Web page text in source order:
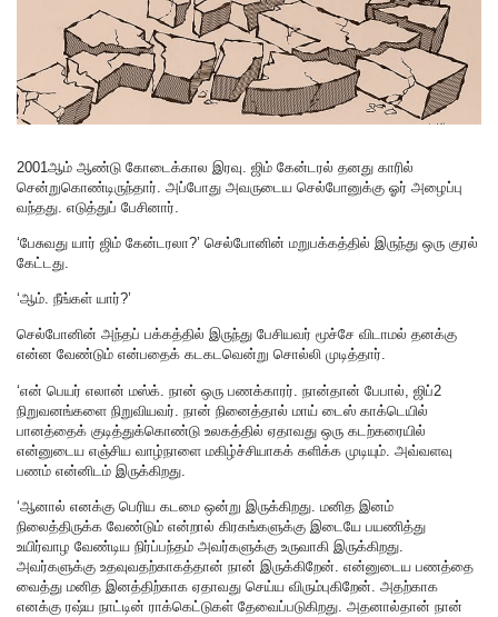
2001ஆம் ஆண்டு கோடைக்கால இரவு. ஜிம் கேன்டரல் தனது காரில்
சென்றுகொண்டிருந்தார். அப்போது அவருடைய செல்போனுக்கு ஓர் அழைப்பு
வந்தது. எடுத்துப் பேசினார்.
‘பேசுவது யார் ஜிம் கேன்டரலா?’ செல்போனின் மறுபக்கத்தில் இருந்து ஒரு குரல்
கேட்டது.
‘ஆம். நீங்கள் யார்?’
செல்போனின் அந்தப் பக்கத்தில் இருந்து பேசியவர் மூச்சே விடாமல் தனக்கு
என்ன வேண்டும் என்பதைக் கடகடவென்று சொல்லி முடித்தார்.
‘என் பெயர் எலான் மஸ்க். நான் ஒரு பணக்காரர். நான்தான் பேபால், ஜிப்2
நிறுவனங்களை நிறுவியவர். நான் நினைத்தால் மாய் டைஸ் காக்டெயில்
பானத்தைக் குடித்துக்கொண்டு உலகத்தில் ஏதாவது ஒரு கடற்கரையில்
என்னுடைய எஞ்சிய வாழ்நாளை மகிழ்ச்சியாகக் களிக்க முடியும். அவ்வளவு
பணம் என்னிடம் இருக்கிறது.
‘ஆனால் எனக்கு பெரிய கடமை ஒன்று இருக்கிறது. மனித இனம்
நிலைத்திருக்க வேண்டும் என்றால் கிரகங்களுக்கு இடையே பயணித்து
உயிர்வாழ வேண்டிய நிர்ப்பந்தம் அவர்களுக்கு உருவாகி இருக்கிறது.
அவர்களுக்கு உதவுவதற்காகத்தான் நான் இருக்கிறேன். என்னுடைய பணத்தை
வைத்து மனித இனத்திற்காக ஏதாவது செய்ய விரும்புகிறேன். அதற்காக
எனக்கு ரஷ்ய நாட்டின் ராக்கெட்டுகள் தேவைப்படுகிறது. அதனால்தான் நான்